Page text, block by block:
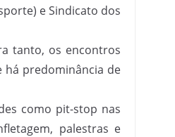
e Sindicato dos
tanto, os encontros
há predominância de
como pit-stop nas
palestras e